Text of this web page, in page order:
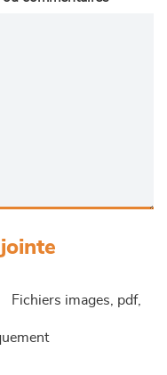
Fichiers images, pdf,